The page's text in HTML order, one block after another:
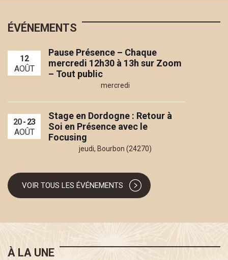
ÉVÉNEMENTS
12
AOÛT
Pause Présence – Chaque
mercredi 12h30 à 13h sur Zoom
– Tout public
mercredi
20 - 23
AOÛT
Stage en Dordogne : Retour à
Soi en Présence avec le
Focusing
jeudi, Bourbon (24270)
VOIR TOUS LES ÉVÉNEMENTS
À LA UNE